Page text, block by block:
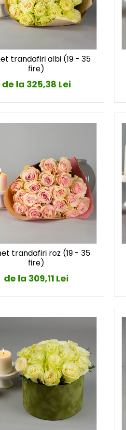
trandafiri albi (19 - 35
fire)
de la 325,38 Lei
trandafiri roz (19 - 35
fire)
de la 309,11 Lei